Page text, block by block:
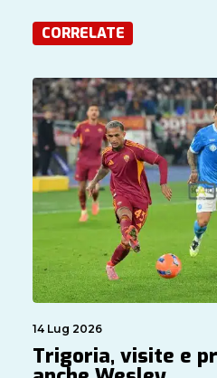
CORRELATE
14 Lug 2026
Trigoria, visite e